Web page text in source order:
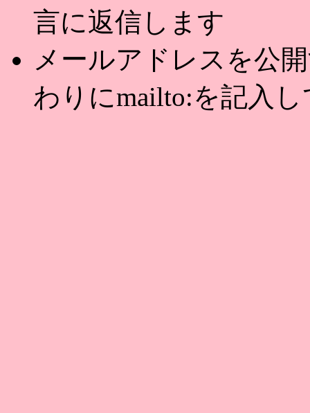
言に返信します
メールアドレスを公
わりにmailto:を記入